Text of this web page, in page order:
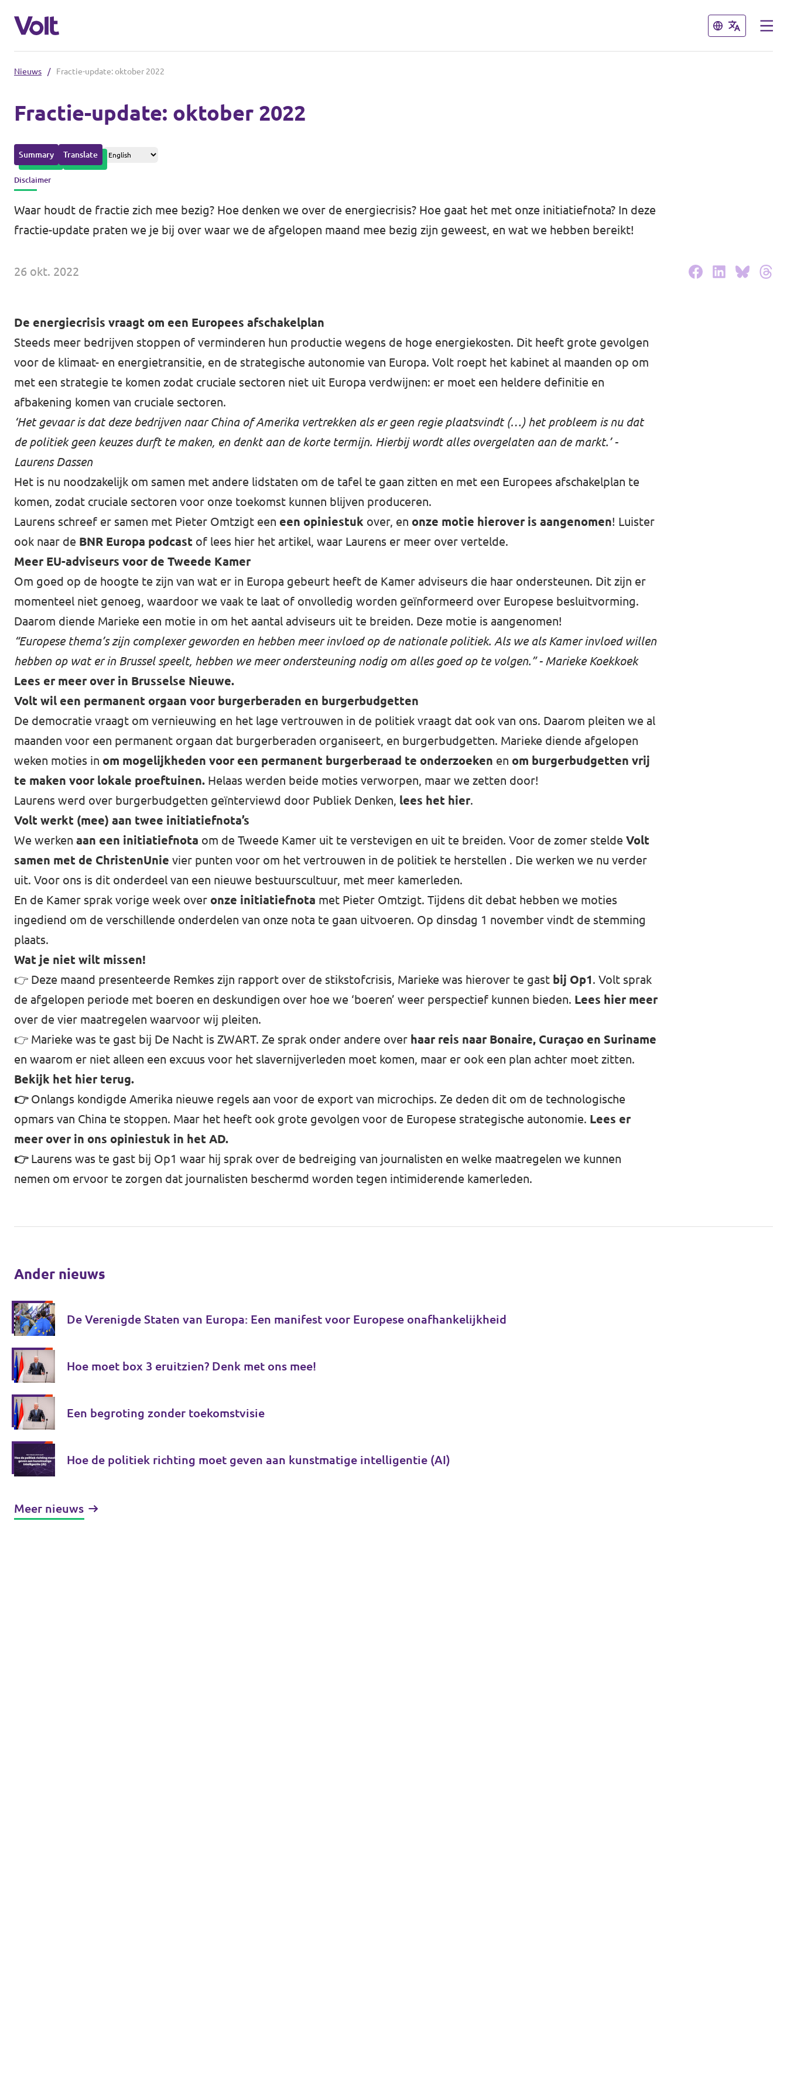
Sluiten
Volt Amsterdam
Volt Arnhem
Volt Delft
Afdelingen in de provincies
Volt Drenthe
Volt Provincie Utrecht
...alle Volt provincies
Sluiten
Standpunten
Over Volt
Mensen
Doneer
Word lid
Word actief
Doneer
Werken bij Volt
Sprekersaanvraag
Volt There - Buitenlandstichting Volt
Charge - Wetenschappelijk Platform Volt
Nieuws / Fractie-update: oktober 2022
Fractie-update: oktober 2022
Summary Translate
Disclaimer
Waar houdt de fractie zich mee bezig? Hoe denken we over de energiecrisis? Hoe gaat het met onze initiatiefnota? In deze
fractie-update praten we je bij over waar we de afgelopen maand mee bezig zijn geweest, en wat we hebben bereikt!
26 okt. 2022
De energiecrisis vraagt om een Europees afschakelplan
Steeds meer bedrijven stoppen of verminderen hun productie wegens de hoge energiekosten. Dit heeft grote gevolgen
voor de klimaat- en energietransitie, en de strategische autonomie van Europa. Volt roept het kabinet al maanden op om
met een strategie te komen zodat cruciale sectoren niet uit Europa verdwijnen: er moet een heldere definitie en
afbakening komen van cruciale sectoren.
‘Het gevaar is dat deze bedrijven naar China of Amerika vertrekken als er geen regie plaatsvindt (…) het probleem is nu dat
de politiek geen keuzes durft te maken, en denkt aan de korte termijn. Hierbij wordt alles overgelaten aan de markt.’ -
Laurens Dassen
Het is nu noodzakelijk om samen met andere lidstaten om de tafel te gaan zitten en met een Europees afschakelplan te
komen, zodat cruciale sectoren voor onze toekomst kunnen blijven produceren.
Laurens schreef er samen met Pieter Omtzigt een een opiniestuk over, en onze motie hierover is aangenomen! Luister
ook naar de BNR Europa podcast of lees hier het artikel, waar Laurens er meer over vertelde.
Meer EU-adviseurs voor de Tweede Kamer
Om goed op de hoogte te zijn van wat er in Europa gebeurt heeft de Kamer adviseurs die haar ondersteunen. Dit zijn er
momenteel niet genoeg, waardoor we vaak te laat of onvolledig worden geïnformeerd over Europese besluitvorming.
Daarom diende Marieke een motie in om het aantal adviseurs uit te breiden. Deze motie is aangenomen!
“Europese thema’s zijn complexer geworden en hebben meer invloed op de nationale politiek. Als we als Kamer invloed willen
hebben op wat er in Brussel speelt, hebben we meer ondersteuning nodig om alles goed op te volgen.” - Marieke Koekkoek
Lees er meer over in Brusselse Nieuwe.
Volt wil een permanent orgaan voor burgerberaden en burgerbudgetten
De democratie vraagt om vernieuwing en het lage vertrouwen in de politiek vraagt dat ook van ons. Daarom pleiten we al
maanden voor een permanent orgaan dat burgerberaden organiseert, en burgerbudgetten. Marieke diende afgelopen
weken moties in om mogelijkheden voor een permanent burgerberaad te onderzoeken en om burgerbudgetten vrij
te maken voor lokale proeftuinen. Helaas werden beide moties verworpen, maar we zetten door!
Laurens werd over burgerbudgetten geïnterviewd door Publiek Denken, lees het hier.
Volt werkt (mee) aan twee initiatiefnota’s
We werken aan een initiatiefnota om de Tweede Kamer uit te verstevigen en uit te breiden. Voor de zomer stelde Volt
samen met de ChristenUnie vier punten voor om het vertrouwen in de politiek te herstellen . Die werken we nu verder
uit. Voor ons is dit onderdeel van een nieuwe bestuurscultuur, met meer kamerleden.
En de Kamer sprak vorige week over onze initiatiefnota met Pieter Omtzigt. Tijdens dit debat hebben we moties
ingediend om de verschillende onderdelen van onze nota te gaan uitvoeren. Op dinsdag 1 november vindt de stemming
plaats.
Wat je niet wilt missen!
👉 Deze maand presenteerde Remkes zijn rapport over de stikstofcrisis, Marieke was hierover te gast bij Op1. Volt sprak
de afgelopen periode met boeren en deskundigen over hoe we ‘boeren’ weer perspectief kunnen bieden. Lees hier meer
over de vier maatregelen waarvoor wij pleiten.
👉 Marieke was te gast bij De Nacht is ZWART. Ze sprak onder andere over haar reis naar Bonaire, Curaçao en Suriname
en waarom er niet alleen een excuus voor het slavernijverleden moet komen, maar er ook een plan achter moet zitten.
Bekijk het hier terug.
👉 Onlangs kondigde Amerika nieuwe regels aan voor de export van microchips. Ze deden dit om de technologische
opmars van China te stoppen. Maar het heeft ook grote gevolgen voor de Europese strategische autonomie. Lees er
meer over in ons opiniestuk in het AD.
👉 Laurens was te gast bij Op1 waar hij sprak over de bedreiging van journalisten en welke maatregelen we kunnen
nemen om ervoor te zorgen dat journalisten beschermd worden tegen intimiderende kamerleden.
Ander nieuws
De Verenigde Staten van Europa: Een manifest voor Europese onafhankelijkheid
Hoe moet box 3 eruitzien? Denk met ons mee!
Een begroting zonder toekomstvisie
Hoe de politiek richting moet geven aan kunstmatige intelligentie (AI)
Meer nieuws